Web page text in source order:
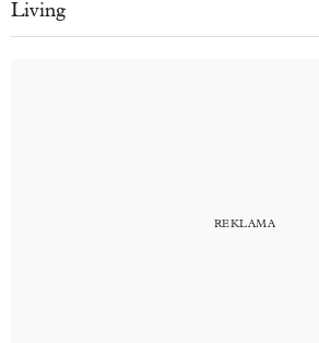
Living